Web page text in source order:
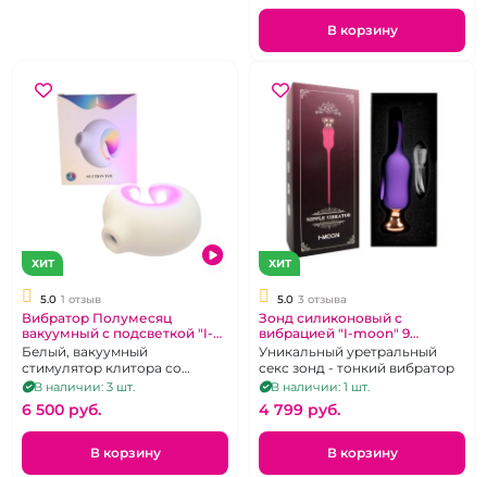
В корзину
ХИТ
5.0 1 отзыв
Вибратор Полумесяц
вакуумный с подсветкой "I-
Moon"
Белый, вакуумный
стимулятор клитора со
светодиодной подсветкой в
форме полумесяца.
В наличии: 3 шт.
6 500 pуб.
В корзину
ХИТ
5.0 3 отзыва
Зонд силиконовый с
вибрацией "I-moon" 9
режимов
Уникальный уретральный
секс зонд - тонкий вибратор
В наличии: 1 шт.
4 799 pуб.
В корзину